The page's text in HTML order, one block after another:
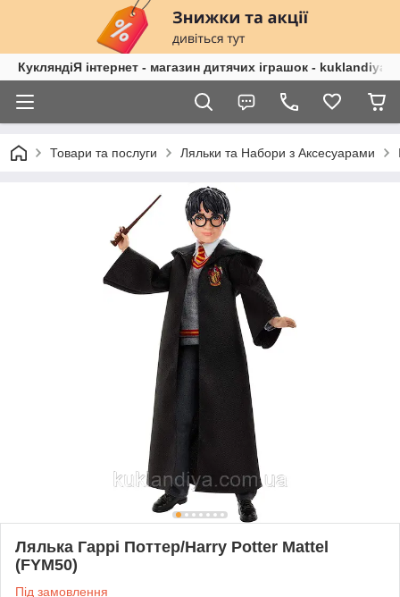
КукляндіЯ інтернет - магазин дитячих іграшок -
Товари та послуги Ляльки та Набори з Аксесуарами
Лялька Гаррі Поттер/Harry Potter Mattel
(FYM50)
Під замовлення